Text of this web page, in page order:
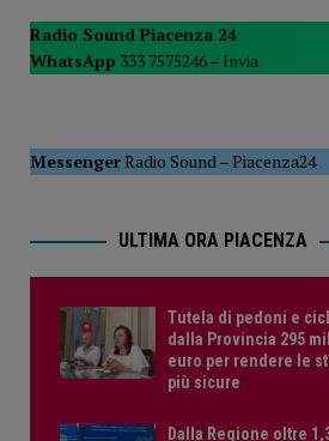
POLITICA
[ 5 Agosto 2026 ] Caldo
Radio Sound Piacenza 24
WhatsApp 333 7575246 – Invia
MessengerRadio Sound–Piacenza24
ULTIMA ORA PIACENZA
Tutela di pedoni e
dalla Provincia 295
euro per rendere le
più sicure
Dalla Regione oltre